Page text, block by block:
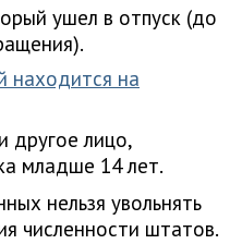
ушел в отпуск (до
находится на
другое лицо,
младше 14 лет.
нельзя увольнять
численности штатов.